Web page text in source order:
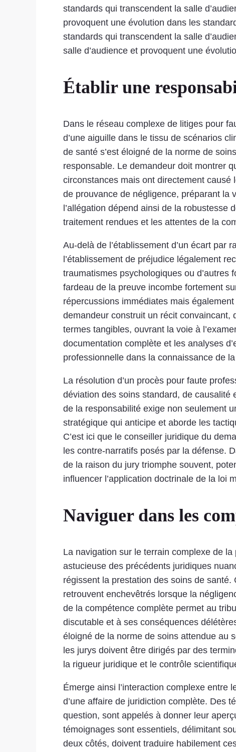
standards qui transcendent la salle
provoquent une évolution dans les
standards qui transcendent la salle
salle d’audience et provoquent une
Établir une
Dans le réseau complexe de litiges pour
d’une aiguille dans le tissu de scénarios
de santé s’est éloigné de la norme de
responsable. Le demandeur doit montrer
circonstances mais ont directement
de prouvance de négligence, préparant la
l’allégation dépend ainsi de la
traitement rendues et les attentes de la
Au-delà de l’établissement d’un écart
l’établissement de préjudice légalement
traumatismes psychologiques ou
fardeau de la preuve incombe fortement
répercussions immédiates mais
demandeur construit un récit
termes tangibles, ouvrant la voie à
documentation complète et les analyses
professionnelle dans la connaissance de
La résolution d’un procès pour faute
déviation des soins standard, de
de la responsabilité exige non seulement
stratégique qui anticipe et aborde les
C’est ici que le conseiller juridique du
les contre-narratifs posés par la défense.
de la raison du jury triomphe souvent,
influencer l’application doctrinale de la loi
Naviguer dans les
La navigation sur le terrain complexe de
astucieuse des précédents juridiques
régissent la prestation des soins de
retrouvent enchevêtrés lorsque la
de la compétence complète permet au
discutable et à ses conséquences
éloigné de la norme de soins attendue au
les jurys doivent être dirigés par des
la rigueur juridique et le contrôle
Émerge ainsi l’interaction complexe entre
d’une affaire de juridiction complète. Des
question, sont appelés à donner leur
témoignages sont essentiels, délimitant
deux côtés, doivent traduire habilement